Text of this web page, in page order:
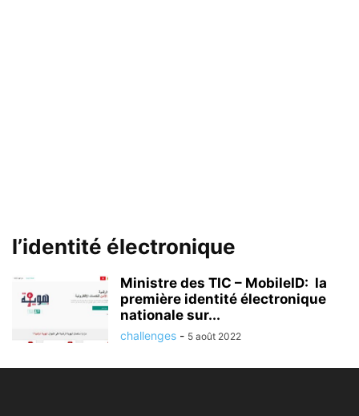
l’identité électronique
Ministre des TIC – MobileID: la
première identité électronique
nationale sur...
challenges - 5 août 2022